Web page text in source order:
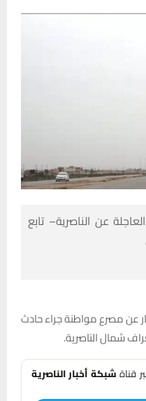
عن الناصرية– تابع
مصرع مواطنة جراء حادث
شمال الناصرية.
قناةشبكة أخبار الناصرية